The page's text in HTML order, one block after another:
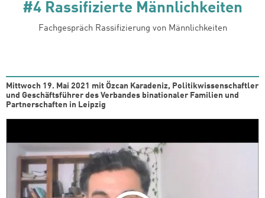
#4 Rassifizierte Männlichkeiten
Fachgespräch Rassifizierung von Männlichkeiten
Mittwoch 19. Mai 2021 mit Özcan Karadeniz, Politikwissenschaftler
und Geschäftsführer des Verbandes binationaler Familien und
Partnerschaften in Leipzig